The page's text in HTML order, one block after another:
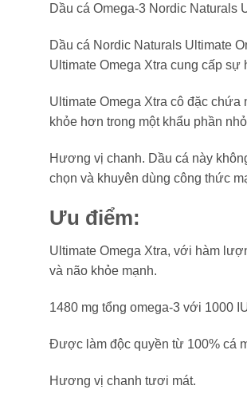
Dầu cá Omega-3 Nordic Naturals
Dầu cá Nordic Naturals Ultimate
Ultimate Omega Xtra cung cấp sự
Ultimate Omega Xtra cô đặc
khỏe hơn trong một khẩu phần
Hương vị chanh. Dầu cá này
chọn và khuyên dùng công thức
Ưu điểm:
Ultimate Omega Xtra, với hàm
và não khỏe mạnh.
1480 mg tổng omega-3 với 1000
Được làm độc quyền từ 100% cá
Hương vị chanh tươi mát.